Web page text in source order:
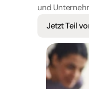
und
Jetzt Teil